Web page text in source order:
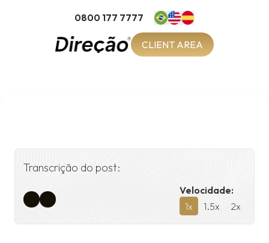
0800 177 7777
CLIENT AREA
Transcrição do post:
Velocidade:
1x 1.5x 2x